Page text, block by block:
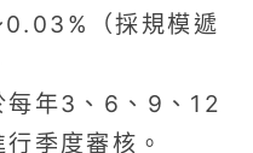
（採規模遞
每年3、6、9、12
季度審核。